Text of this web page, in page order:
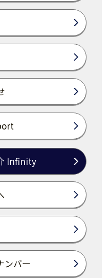
Infinity
ンバー